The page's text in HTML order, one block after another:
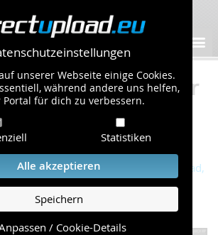
unserer Webseite einige Cookies.
während andere uns helfen,
Portal für dich zu verbessern.
Statistiken
Alle akzeptieren
Speichern
/ Cookie-Details
im Web!”
Vices from your
von golumai
Technik/Tinitus, Vices from your head,